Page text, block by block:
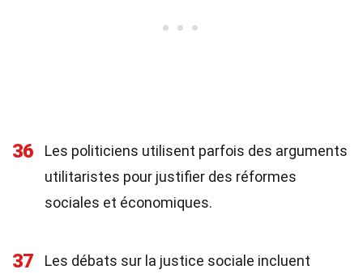
36
Les politiciens utilisent parfois des arguments
utilitaristes pour justifier des réformes
sociales et économiques.
37
Les débats sur la justice sociale incluent